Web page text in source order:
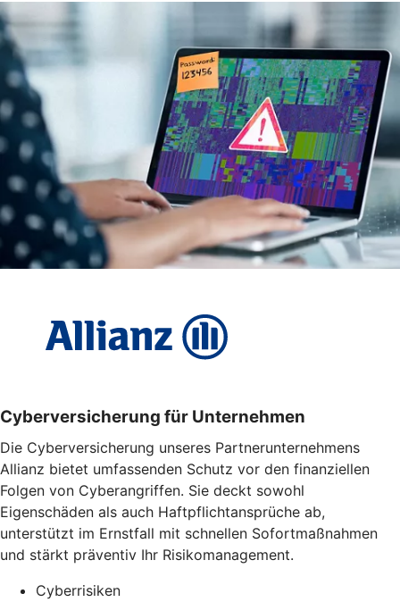
Cyber­versicherung für Unternehmen
Die Cyberversicherung unseres Partnerunternehmens
Allianz bietet umfassenden Schutz vor den finanziellen
Folgen von Cyberangriffen. Sie deckt sowohl
Eigenschäden als auch Haftpflichtansprüche ab,
unterstützt im Ernstfall mit schnellen Sofortmaßnahmen
und stärkt präventiv Ihr Risikomanagement.
Cyberrisiken